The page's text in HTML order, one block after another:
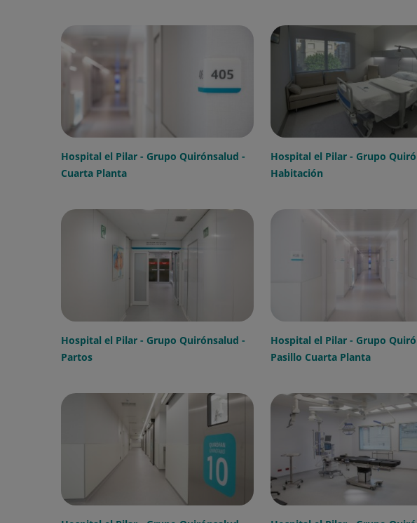
Hospital el Pilar - Grupo Quirónsalud -
Cuarta Planta
Hospital el Pilar - Grupo
Habitación
Hospital el Pilar - Grupo Quirónsalud -
Partos
Hospital el Pilar - Grupo
Pasillo Cuarta Planta